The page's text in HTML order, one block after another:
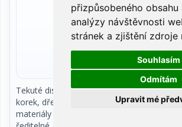
přizpůsobeného obsahu
analýzy návštěvnosti
stránek a zjištění zdroje
Souhlasím
Odmítám
Upravit mé
Tekuté disperzní lepidlo značky Herkules
korek, dřevo, kůži, dřevovláknité
materiály a další savé povrchy apod. Vodou